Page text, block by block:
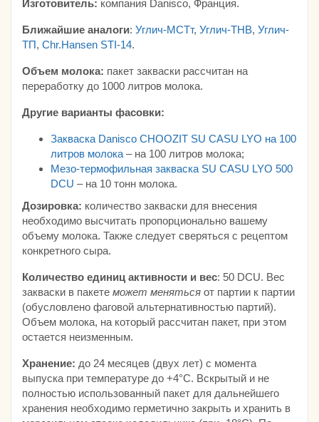
Изготовитель: компания Danisco, Франция.
Ближайшие аналоги: Углич-МСТт, Углич-ТНВ, Углич-
ТП, Chr.Hansen STI-14.
Объем молока: пакет закваски рассчитан на
переработку до 1000 литров молока.
Другие варианты фасовки:
Закваска Danisco CHOOZIT SU CASU LYO на 100
литров молока – на 100 литров молока;
Мезо-термофильная закваска SU CASU LYO 500
DCU – на 10 тонн молока.
Дозировка: количество закваски для внесения
необходимо высчитать пропорционально вашему
объему молока. Также следует сверяться с рецептом
конкретного сыра.
Количество единиц активности и вес: 50 DCU. Вес
закваски в пакете может меняться от партии к партии
(обусловлено фаговой альтернативностью партий).
Объем молока, на который рассчитан пакет, при этом
остается неизменным.
Хранение: до 24 месяцев (двух лет) с момента
выпуска при температуре до +4°С. Вскрытый и не
полностью использованный пакет для дальнейшего
хранения необходимо герметично закрыть и хранить в